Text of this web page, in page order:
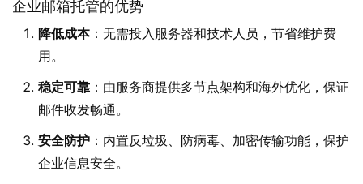
企业邮箱托管的优势
降低成本：无需投入服务器和技术人员，节省维护费
用。
稳定可靠 ：由服务商提供多节点架构和海外优化，保证
邮件收发畅通。
安全防护 ：内置反垃圾、防病毒、加密传输功能，保护
企业信息安全。